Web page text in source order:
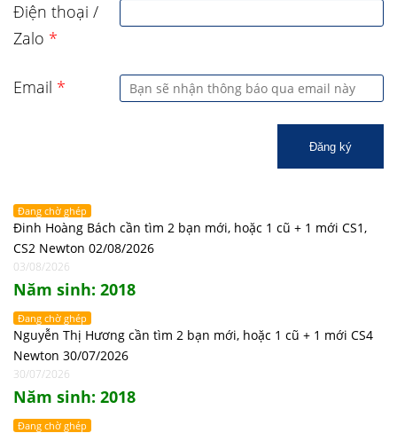
Điện thoại /
Zalo *
Email *
Đăng ký
Đang chờ ghép
Đinh Hoàng Bách cần tìm 2 bạn mới, hoặc 1 cũ + 1 mới CS1,
CS2 Newton 02/08/2026
03/08/2026
Năm sinh: 2018
Đang chờ ghép
Nguyễn Thị Hương cần tìm 2 bạn mới, hoặc 1 cũ + 1 mới CS4
Newton 30/07/2026
30/07/2026
Năm sinh: 2018
Đang chờ ghép